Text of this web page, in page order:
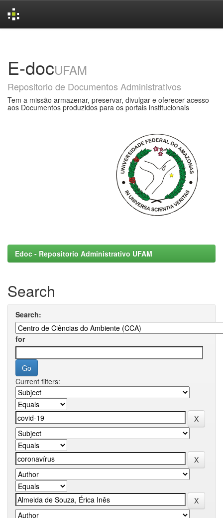
E-docUFAM
Repositorio de Documentos Administrativos
Tem a missão armazenar, preservar, divulgar e oferecer acesso
aos Documentos produzidos para os portais institucionais
Edoc - Repositorio Administrativo UFAM
Search
Search:
for
Current filters: